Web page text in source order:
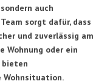
auch
sorgt dafür, dass
und zuverlässig am
Wohnung oder ein
bieten
Wohnsituation.